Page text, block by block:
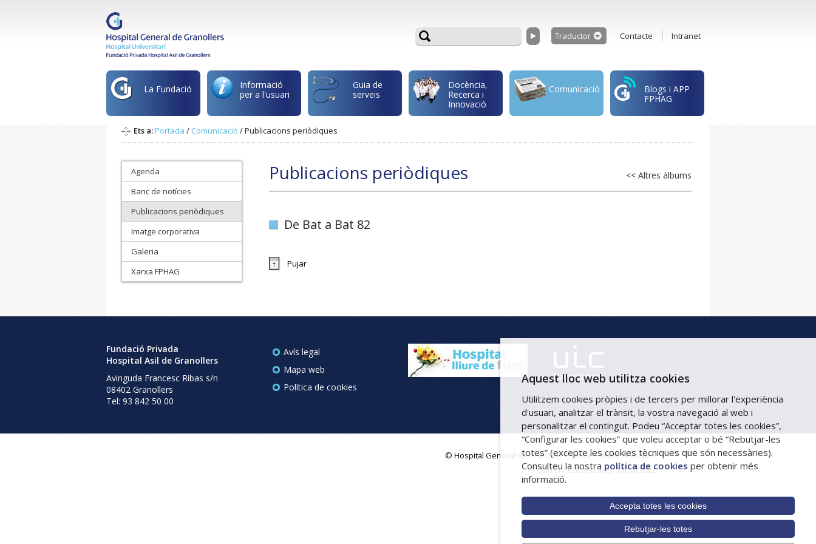
Traductor Contacte Intranet
La Fundació
Informació
per a l'usuari
Guia de
serveis
Docència,
Recerca i
Innovació
Comunicació
Blogs i APP
FPHAG
Ets a:Portada / Comunicació /Publicacions periòdiques
Agenda
Banc de notícies
Publicacions periòdiques
Imatge corporativa
Galeria
Xarxa FPHAG
Publicacions periòdiques << Altres àlbums
De Bat a Bat 82
Pujar
Fundació Privada
Hospital Asil de Granollers
Avinguda Francesc Ribas s/n
08402 Granollers
Tel: 93 842 50 00
Avís legal
Mapa web
Política de cookies
© Hospital General de Granollers, tots els drets reservats
Darrera actualització, 18/07/2022
Aquest lloc web utilitza cookies
Utilitzem cookies pròpies i de tercers per millorar l'experiència
d'usuari, analitzar el trànsit, la vostra navegació al web i
personalitzar el contingut. Podeu “Acceptar totes les cookies”,
“Configurar les cookies” que voleu acceptar o bé “Rebutjar-les
totes” (excepte les cookies tècniques que són necessàries).
Consulteu la nostra política de cookies per obtenir més
informació.
Accepta totes les cookies
Rebutjar-les totes